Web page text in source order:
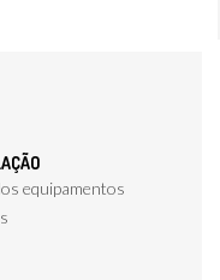
equipamentos